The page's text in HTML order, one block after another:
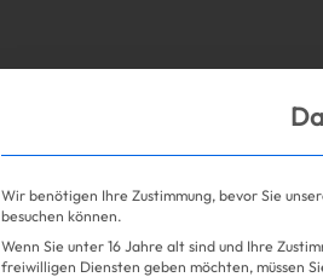
Wir benötigen Ihre Zustimmung, bevor Sie
besuchen können.
Wenn Sie unter 16 Jahre alt sind und Ihre
freiwilligen Diensten geben möchten, müssen